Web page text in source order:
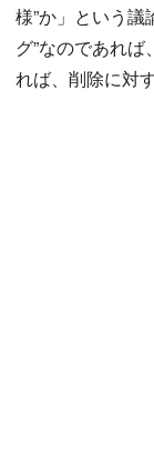
様”か」という
グ”なのであれば
れば、削除に対